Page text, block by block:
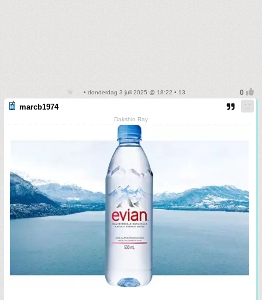
• donderdag 3 juli 2025 @ 18:22 • 13
marcb1974
Dakshin Ray